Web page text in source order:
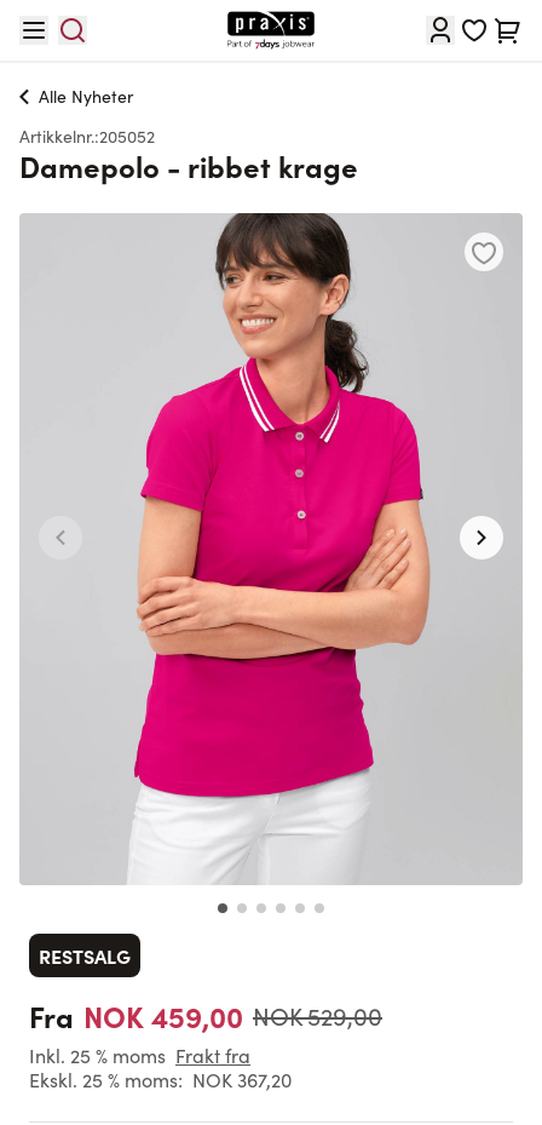
Cart
Alle Nyheter
Artikkelnr.:205052
Damepolo - ribbet krage
RESTSALG
Fra NOK 459,00 NOK 529,00
Inkl. 25 % moms Frakt fra
Ekskl. 25 % moms: NOK 367,20